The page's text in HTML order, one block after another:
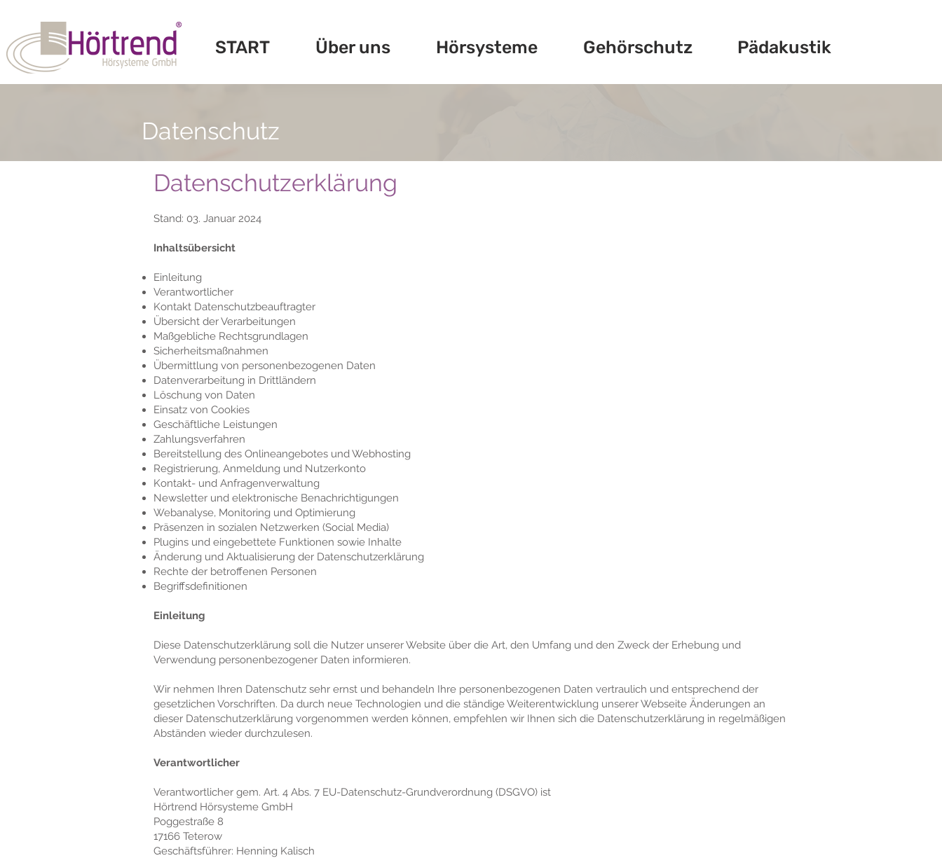
START Über uns Hörsysteme Gehörschutz Pädakustik
Datenschutz
Datenschutzerklärung
Stand: 03. Januar 2024
Inhaltsübersicht
Einleitung
Verantwortlicher
Kontakt Datenschutzbeauftragter
Übersicht der Verarbeitungen
Maßgebliche Rechtsgrundlagen
Sicherheitsmaßnahmen
Übermittlung von personenbezogenen Daten
Datenverarbeitung in Drittländern
Löschung von Daten
Einsatz von Cookies
Geschäftliche Leistungen
Zahlungsverfahren
Bereitstellung des Onlineangebotes und Webhosting
Registrierung, Anmeldung und Nutzerkonto
Kontakt- und Anfragenverwaltung
Newsletter und elektronische Benachrichtigungen
Webanalyse, Monitoring und Optimierung
Präsenzen in sozialen Netzwerken (Social Media)
Plugins und eingebettete Funktionen sowie Inhalte
Änderung und Aktualisierung der Datenschutzerklärung
Rechte der betroffenen Personen
Begriffsdefinitionen
Einleitung
Diese Datenschutzerklärung soll die Nutzer unserer Website über die Art, den Umfang und den Zweck der Erhebung und
Verwendung personenbezogener Daten informieren.
Wir nehmen Ihren Datenschutz sehr ernst und behandeln Ihre personenbezogenen Daten vertraulich und entsprechend der
gesetzlichen Vorschriften. Da durch neue Technologien und die ständige Weiterentwicklung unserer Webseite Änderungen an
dieser Datenschutzerklärung vorgenommen werden können, empfehlen wir Ihnen sich die Datenschutzerklärung in regelmäßigen
Abständen wieder durchzulesen.
Verantwortlicher
Verantwortlicher gem. Art. 4 Abs. 7 EU-Datenschutz-Grundverordnung (DSGVO) ist
Hörtrend Hörsysteme GmbH
Poggestraße 8
17166 Teterow
Geschäftsführer: Henning Kalisch